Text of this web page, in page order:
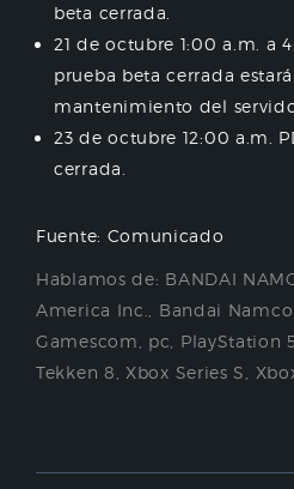
beta cerrada.
21 de octubre 1:00 a.m. a
prueba beta cerrada
mantenimiento del
23 de octubre 12:00 a.m.
cerrada.
Fuente: Comunicado
Hablamos de: BANDAI
America Inc.
Bandai
Gamescom
pc PlayStation 5
Tekken 8
Xbox Series S